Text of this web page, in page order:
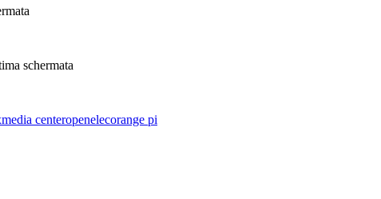
schermata
media centeropenelecorange pi